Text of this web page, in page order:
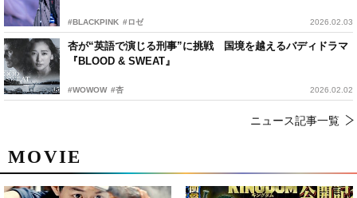
#BLACKPINK #ロゼ 2026.02.03
杏が“英語で演じる刑事”に挑戦 国境を越えるバディドラマ
『BLOOD & SWEAT』
#WOWOW #杏 2026.02.02
ニュース記事一覧
MOVIE